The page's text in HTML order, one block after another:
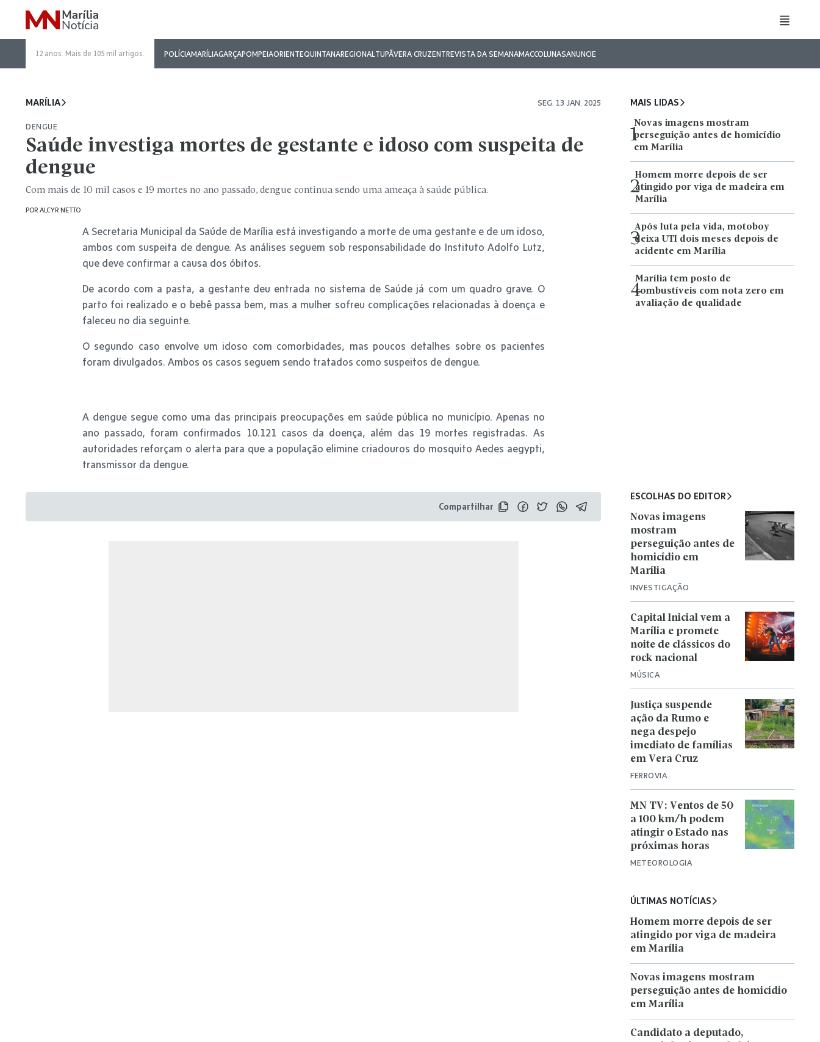
12 anos. Mais de 105 mil artigos. POLÍCIAMARÍLIAGARÇAPOMPEIAORIENTEQUINTANAREGIONALTUPÃVERA CRUZENTREVISTA DA SEMANAMACCOLUNASANUNCIE
MARÍLIA SEG. 13 JAN. 2025
DENGUE
Saúde investiga mortes de gestante e idoso com suspeita de
dengue
Com mais de 10 mil casos e 19 mortes no ano passado, dengue continua sendo uma ameaça à saúde pública.
POR ALCYR NETTO
A Secretaria Municipal da Saúde de Marília está investigando a morte de uma gestante e de um idoso,
ambos com suspeita de dengue. As análises seguem sob responsabilidade do Instituto Adolfo Lutz,
que deve confirmar a causa dos óbitos.
De acordo com a pasta, a gestante deu entrada no sistema de Saúde já com um quadro grave. O
parto foi realizado e o bebê passa bem, mas a mulher sofreu complicações relacionadas à doença e
faleceu no dia seguinte.
O segundo caso envolve um idoso com comorbidades, mas poucos detalhes sobre os pacientes
foram divulgados. Ambos os casos seguem sendo tratados como suspeitos de dengue.
A dengue segue como uma das principais preocupações em saúde pública no município. Apenas no
ano passado, foram confirmados 10.121 casos da doença, além das 19 mortes registradas. As
autoridades reforçam o alerta para que a população elimine criadouros do mosquito Aedes aegypti,
transmissor da dengue.
Compartilhar
MAIS LIDAS
1
Novas imagens mostram
perseguição antes de homicídio
em Marília
2
Homem morre depois de ser
atingido por viga de madeira em
Marília
3
Após luta pela vida, motoboy
deixa UTI dois meses depois de
acidente em Marília
4
Marília tem posto de
combustíveis com nota zero em
avaliação de qualidade
ESCOLHAS DO EDITOR
INVESTIGAÇÃO
Novas imagens
mostram
perseguição antes de
homicídio em
Marília
MÚSICA
Capital Inicial vem a
Marília e promete
noite de clássicos do
rock nacional
FERROVIA
Justiça suspende
ação da Rumo e
nega despejo
imediato de famílias
em Vera Cruz
METEOROLOGIA
MN TV: Ventos de 50
a 100 km/h podem
atingir o Estado nas
próximas horas
ÚLTIMAS NOTÍCIAS
Homem morre depois de ser
atingido por viga de madeira
em Marília
Novas imagens mostram
perseguição antes de homicídio
em Marília
Candidato a deputado,